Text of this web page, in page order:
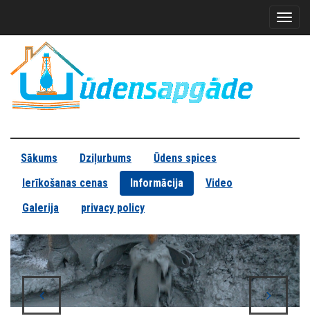
Sākums Dziļurbums
Ūdens spices
Ierīkošanas cenas
Informācija
Video
Galerija
privacy policy